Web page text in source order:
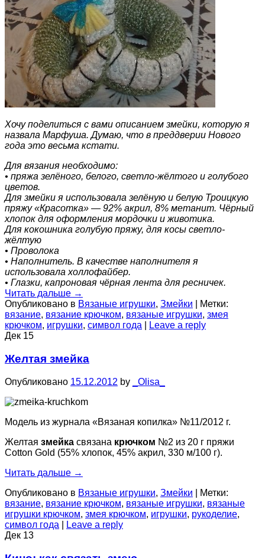
Хочу поделиться с вами описанием змейки, которую я
назвала Марфуша. Думаю, что в преддверии Нового
года это весьма кстати.
Для вязания необходимо:
• пряжа зелёного, белого, светло-жёлтого и голубого
цветов.
Для змейки я использовала зелёную и белую Троицкую
пряжу «Красотка» — 92% акрил, 8% метанит. Чёрный
хлопок для оформления мордочки и животика.
Для кокошника голубую пряжу, для косы светло-
жёлтую
• Проволока
• Наполнитель. В качестве наполнителя я
использовала холлофайбер.
• Глазки, капроновая чёрная лента для ресничек.
Читать дальше →
Опубликовано в Вязаные игрушки, Змейки
Метки:
вязание, вязание крючком, вязаные игрушки, змея
крючком, игрушки, символ года
Leave a reply
Дек 15
Желтая змейка
Опубликовано 15.12.2012 by _Olisa_
Модель из журнала «Вязаная копилка» №11/2012 г.
Желтая змейка связана крючком №2 из 20 г пряжи
Cotton Gold (55% хлопок, 45% акрил, 330 м/100 г).
Читать дальше →
Опубликовано в Вязаные игрушки, Змейки
Метки:
вязание, вязание крючком, вязаные игрушки, вязаные
игрушки крючком, змея крючком, игрушки, рукоделие,
символ года
Leave a reply
Дек 13